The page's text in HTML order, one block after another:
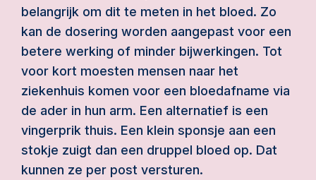
belangrijk om dit te meten in het bloed. Zo
kan de dosering worden aangepast voor een
betere werking of minder bijwerkingen. Tot
voor kort moesten mensen naar het
ziekenhuis komen voor een bloedafname via
de ader in hun arm. Een alternatief is een
vingerprik thuis. Een klein sponsje aan een
stokje zuigt dan een druppel bloed op. Dat
kunnen ze per post versturen.